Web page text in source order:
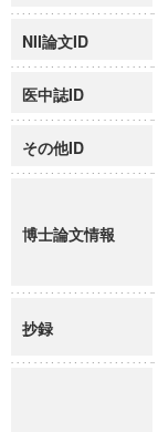
NII論文ID
医中誌ID
その他ID
博士論文情報
抄録